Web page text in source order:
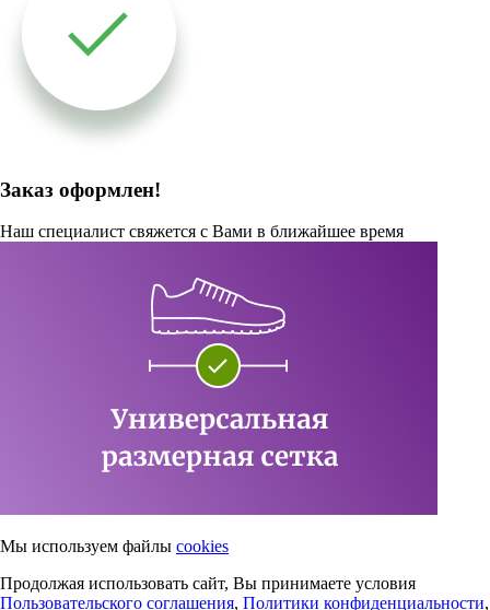
Заказ оформлен!
Наш специалист свяжется с Вами в ближайшее время
Мы используем файлы cookies
Продолжая использовать сайт, Вы принимаете условия
Пользовательского соглашения, Политики конфиденциальности,